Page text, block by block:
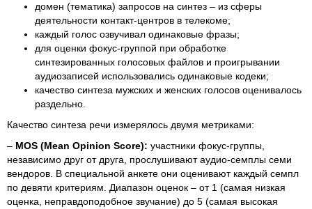
домен (тематика) запросов на синтез – из сферы
деятельности контакт-центров в телекоме;
каждый голос озвучивал одинаковые фразы;
для оценки фокус-группой при обработке
синтезированных голосовых файлов и проигрывании
аудиозаписей использовались одинаковые кодеки;
качество синтеза мужских и женских голосов оценивалось
раздельно.
Качество синтеза речи измерялось двумя метриками:
– MOS (Mean Opinion Score): участники фокус-группы,
независимо друг от друга, прослушивают аудио-семплы семи
вендоров. В специальной анкете они оценивают каждый семпл
по девяти критериям. Диапазон оценок – от 1 (самая низкая
оценка, неправдоподобное звучание) до 5 (самая высокая